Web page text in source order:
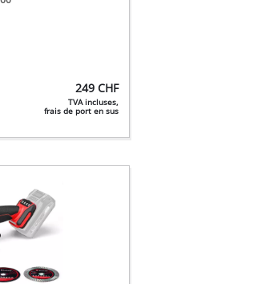
249 CHF
TVA incluses,
frais de port en sus